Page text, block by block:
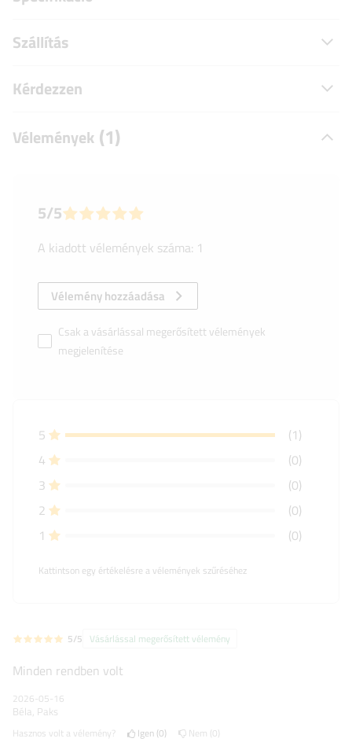
Szállítás
Kérdezzen
Vélemények (1)
5/5
A kiadott vélemények száma: 1
Vélemény hozzáadása
Csak a vásárlással megerősített vélemények
megjelenítése
5
(1)
4
(0)
3
(0)
2
(0)
1
(0)
Kattintson egy értékelésre a vélemények szűréséhez
5/5 Vásárlással megerősített vélemény
Minden rendben volt
2026-05-16
Béla, Paks
Hasznos volt a vélemény? Igen 0 Nem 0